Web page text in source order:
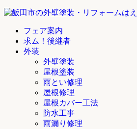
フェア案内
求ム！後継者
外装
外壁塗装
屋根塗装
雨とい修理
屋根修理
屋根カバー工法
防水工事
雨漏り修理